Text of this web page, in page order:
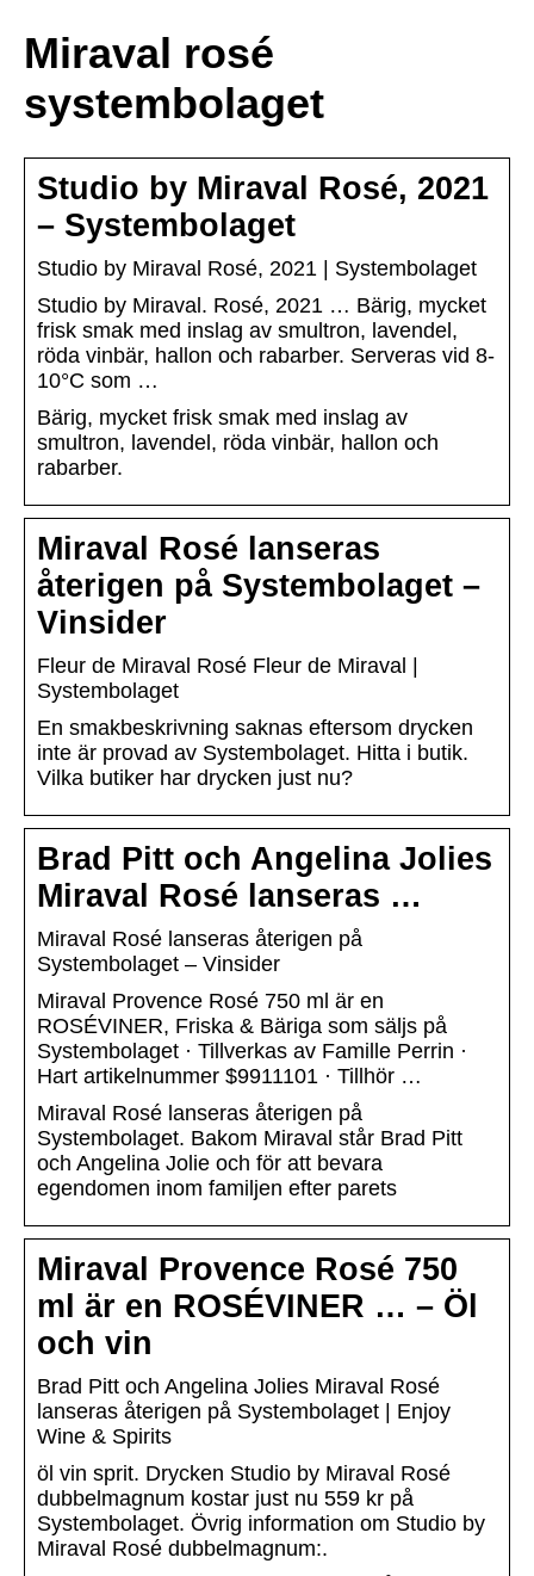
Miraval rosé
systembolaget
Studio by Miraval Rosé, 2021
– Systembolaget
Studio by Miraval Rosé, 2021 | Systembolaget
Studio by Miraval. Rosé, 2021 … Bärig, mycket
frisk smak med inslag av smultron, lavendel,
röda vinbär, hallon och rabarber. Serveras vid 8-
10°C som …
Bärig, mycket frisk smak med inslag av
smultron, lavendel, röda vinbär, hallon och
rabarber.
Miraval Rosé lanseras
återigen på Systembolaget –
Vinsider
Fleur de Miraval Rosé Fleur de Miraval |
Systembolaget
En smakbeskrivning saknas eftersom drycken
inte är provad av Systembolaget. Hitta i butik.
Vilka butiker har drycken just nu?
Brad Pitt och Angelina Jolies
Miraval Rosé lanseras …
Miraval Rosé lanseras återigen på
Systembolaget – Vinsider
Miraval Provence Rosé 750 ml är en
ROSÉVINER, Friska & Bäriga som säljs på
Systembolaget · Tillverkas av Famille Perrin ·
Hart artikelnummer $9911101 · Tillhör …
Miraval Rosé lanseras återigen på
Systembolaget. Bakom Miraval står Brad Pitt
och Angelina Jolie och för att bevara
egendomen inom familjen efter parets
Miraval Provence Rosé 750
ml är en ROSÉVINER … – Öl
och vin
Brad Pitt och Angelina Jolies Miraval Rosé
lanseras återigen på Systembolaget | Enjoy
Wine & Spirits
öl vin sprit. Drycken Studio by Miraval Rosé
dubbelmagnum kostar just nu 559 kr på
Systembolaget. Övrig information om Studio by
Miraval Rosé dubbelmagnum:.